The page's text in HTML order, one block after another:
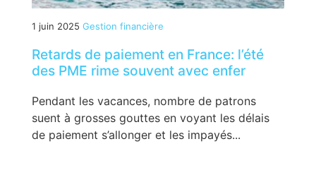
1 juin 2025 Gestion financière
Retards de paiement en France: l’été
des PME rime souvent avec enfer
Pendant les vacances, nombre de patrons
suent à grosses gouttes en voyant les délais
de paiement s’allonger et les impayés...